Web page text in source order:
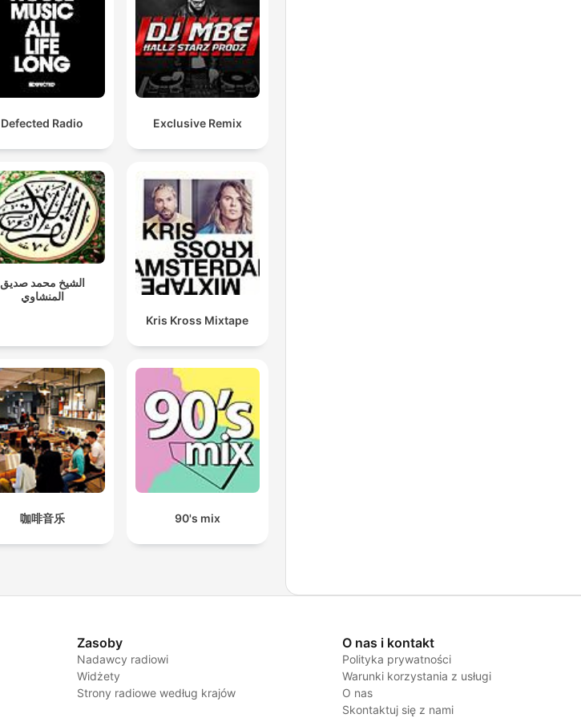
Defected Radio Exclusive Remix
الشيخ محمد صديق
المنشاوي
Kris Kross Mixtape
咖啡音乐 90's mix
Zasoby
Nadawcy radiowi
Widżety
Strony radiowe według krajów
O nas i kontakt
Polityka prywatności
Warunki korzystania z usługi
O nas
Skontaktuj się z nami